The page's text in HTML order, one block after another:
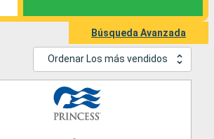
Búsqueda Avanzada
Ordenar Los más vendidos